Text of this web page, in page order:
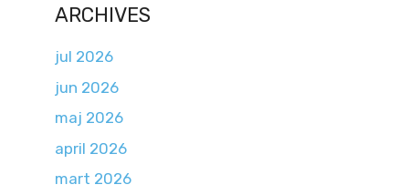
ARCHIVES
jul 2026
jun 2026
maj 2026
april 2026
mart 2026